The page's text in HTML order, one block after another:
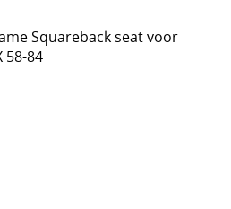
tot einde voorraad
tot einde voorraad
tot einde voorraad
Squareback seat voor
58-84